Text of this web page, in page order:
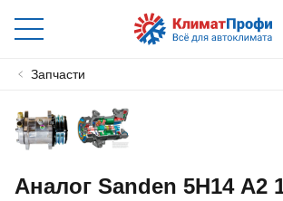
Запчасти
Аналог Sanden 5Н14 А2